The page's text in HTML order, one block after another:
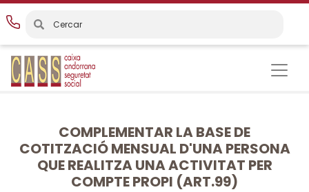
Vés
al
contingut
COMPLEMENTAR LA BASE DE
COTITZACIÓ MENSUAL D'UNA PERSONA
QUE REALITZA UNA ACTIVITAT PER
COMPTE PROPI (ART.99)